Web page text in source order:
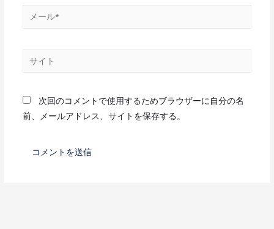
次回のコメントで使用するためブラウザーに自分の名
前、メールアドレス、サイトを保存する。